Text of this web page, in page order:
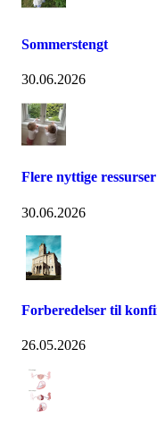
Sommerstengt
30.06.2026
Flere nyttige ressurser
30.06.2026
Forberedelser til
26.05.2026